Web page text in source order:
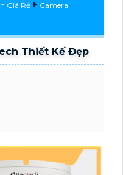
Giá Rẻ
Camera
Thiết Kế Đẹp